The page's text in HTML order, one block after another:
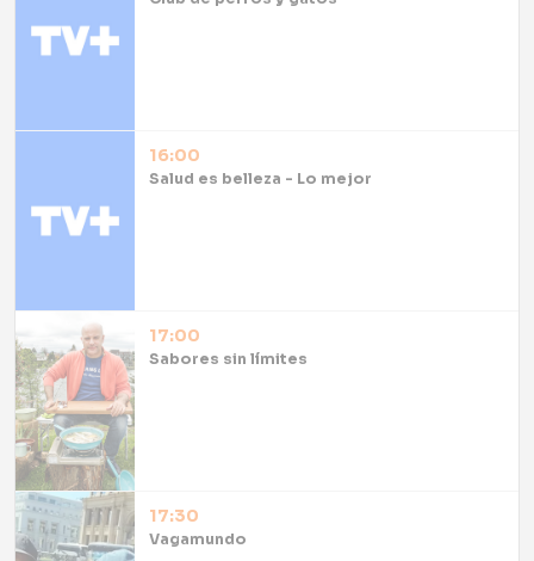
16:00
Salud es belleza - Lo mejor
17:00
Sabores sin límites
17:30
Vagamundo